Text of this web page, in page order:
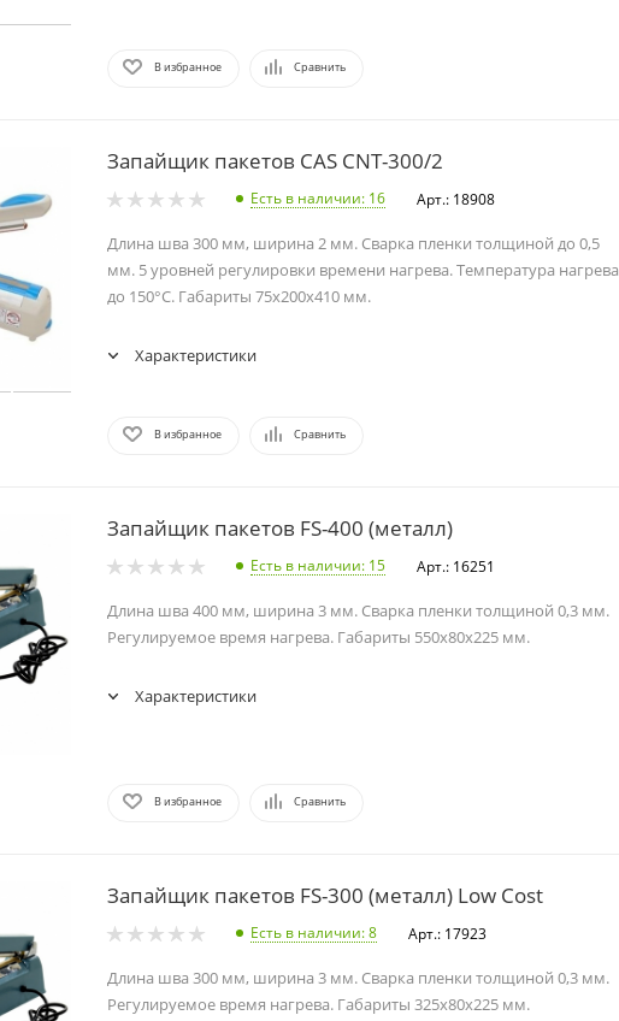
В избранное Сравнить
Запайщик пакетов CAS CNT-300/2
Есть в наличии: 16 Арт.: 18908
Длина шва 300 мм, ширина 2 мм. Сварка пленки толщиной до 0,5
мм. 5 уровней регулировки времени нагрева. Температура нагрева
до 150°C. Габариты 75x200x410 мм.
Характеристики
В избранное Сравнить
Запайщик пакетов FS-400 (металл)
Есть в наличии: 15 Арт.: 16251
Длина шва 400 мм, ширина 3 мм. Сварка пленки толщиной 0,3 мм.
Регулируемое время нагрева. Габариты 550x80x225 мм.
Характеристики
В избранное Сравнить
Запайщик пакетов FS-300 (металл) Low Cost
Есть в наличии: 8 Арт.: 17923
Длина шва 300 мм, ширина 3 мм. Сварка пленки толщиной 0,3 мм.
Регулируемое время нагрева. Габариты 325x80x225 мм.